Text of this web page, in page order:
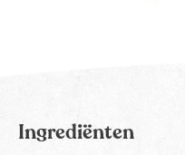
Ingrediënten